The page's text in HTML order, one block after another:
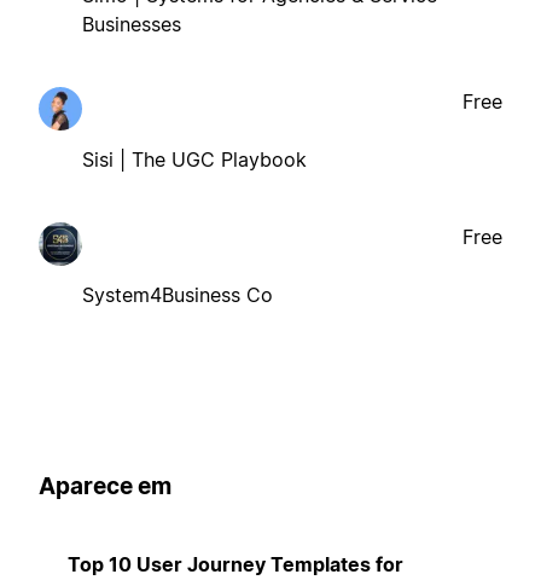
Businesses
Sisi | The UGC Playbook
Free
System4Business Co
Free
Aparece em
Top 10 User Journey Templates for